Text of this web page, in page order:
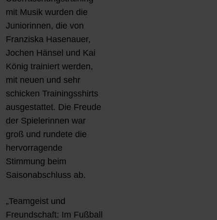
mit Musik wurden die
Juniorinnen, die von
Franziska Hasenauer,
Jochen Hänsel und Kai
König trainiert werden,
mit neuen und sehr
schicken Trainingsshirts
ausgestattet. Die Freude
der Spielerinnen war
groß und rundete die
hervorragende
Stimmung beim
Saisonabschluss ab.
„Teamgeist und
Freundschaft: Im Fußball